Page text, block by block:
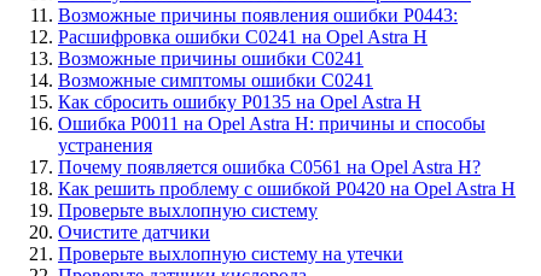
Возможные причины появления ошибки P0443:
Расшифровка ошибки C0241 на Opel Astra H
Возможные причины ошибки C0241
Возможные симптомы ошибки C0241
Как сбросить ошибку P0135 на Opel Astra H
Ошибка P0011 на Opel Astra H: причины и способы
устранения
Почему появляется ошибка C0561 на Opel Astra H?
Как решить проблему с ошибкой P0420 на Opel Astra H
Проверьте выхлопную систему
Очистите датчики
Проверьте выхлопную систему на утечки